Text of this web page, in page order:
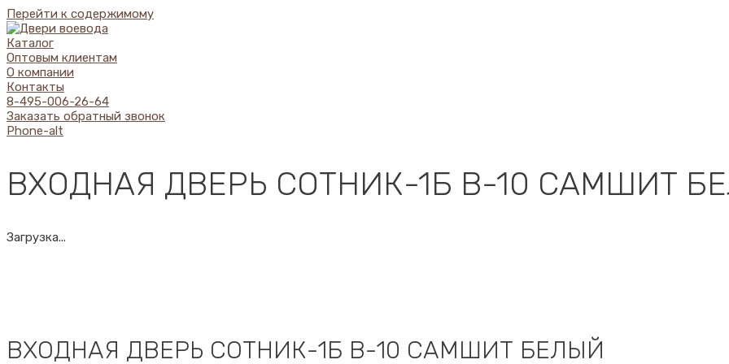
Перейти к содержимому
Каталог
Оптовым клиентам
О компании
Контакты
8-495-006-26-64
Заказать обратный звонок
Phone-alt
ВХОДНАЯ ДВЕРЬ СОТНИК-1Б В-10 САМШИТ
Загрузка...
ВХОДНАЯ ДВЕРЬ СОТНИК-1Б В-10 САМШИТ БЕЛЫЙ